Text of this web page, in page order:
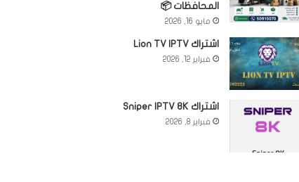
المحافظات 📦
مايو 16, 2026
اشتراك Lion TV IPTV
فبراير 12, 2026
اشتراك Sniper IPTV 8K
فبراير 8, 2026